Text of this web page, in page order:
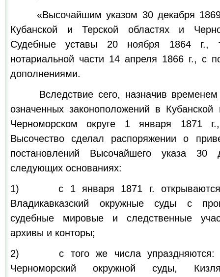
«Высочайшим указом 30 декабря 1869
Кубанской и Терской областях и
Судебные уставы 20 ноября 1864
нотариальной части 14 апреля 1866 г., с
дополнениями.
Вследствие сего, назначив временем
означенных законоположений в
Черноморском округе 1 января 1871
Высочество сделал распоряжении о
постановлений Высочайшего указа
следующих основаниях:
1) с 1 января 1871 г. открываются
Владикавказский окружные суды с
судебные мировые и следственные
архивы и конторы;
2) с того же числа упраздняются:
Черноморский окружной суды,